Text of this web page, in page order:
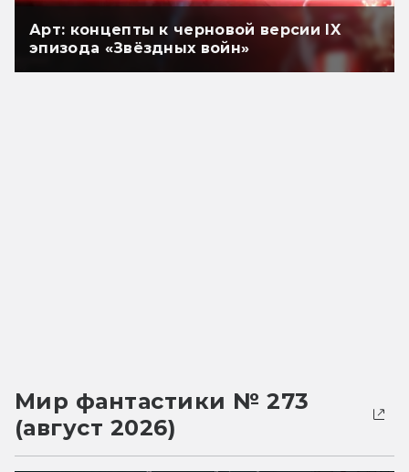
Арт: концепты к черновой версии IX
эпизода «Звёздных войн»
Мир фантастики № 273
(август 2026)